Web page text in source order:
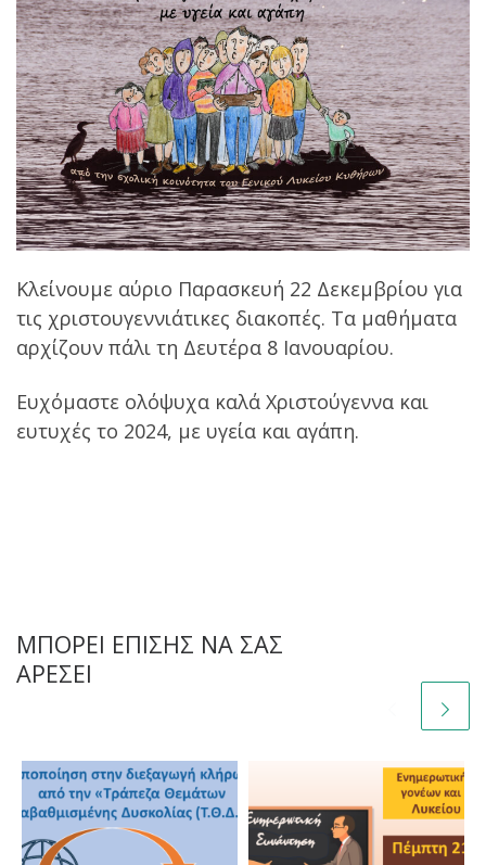
Κλείνουμε αύριο Παρασκευή 22 Δεκεμβρίου για
τις χριστουγεννιάτικες διακοπές. Τα μαθήματα
αρχίζουν πάλι τη Δευτέρα 8 Ιανουαρίου.
Ευχόμαστε ολόψυχα καλά Χριστούγεννα και
ευτυχές το 2024, με υγεία και αγάπη.
ΜΠΟΡΕΊ ΕΠΊΣΗΣ ΝΑ ΣΑΣ
ΑΡΈΣΕΙ